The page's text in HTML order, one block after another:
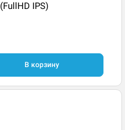
(FullHD IPS)
В корзину